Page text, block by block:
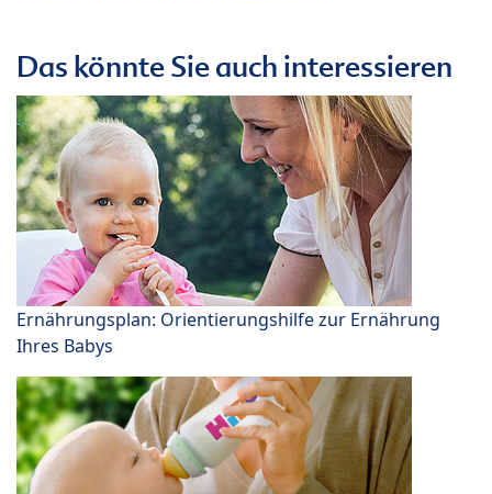
Das könnte Sie auch interessieren
Ernährungsplan: Orientierungshilfe zur Ernährung
Ihres Babys